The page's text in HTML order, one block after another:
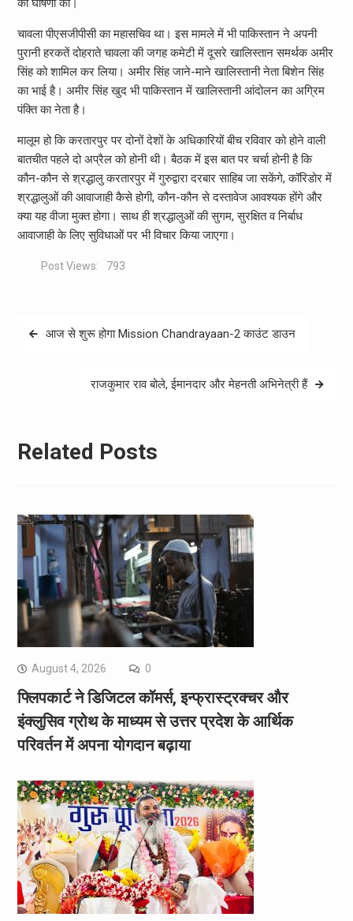
की घोषणा की।
चावला पीएसजीपीसी का महासचिव था। इस मामले में भी पाकिस्तान ने अपनी
पुरानी हरकतें दोहराते चावला की जगह कमेटी में दूसरे खालिस्तान समर्थक अमीर
सिंह को शामिल कर लिया। अमीर सिंह जाने-माने खालिस्तानी नेता बिशेन सिंह
का भाई है। अमीर सिंह खुद भी पाकिस्तान में खालिस्तानी आंदोलन का अग्रिम
पंक्ति का नेता है।
मालूम हो कि करतारपुर पर दोनों देशों के अधिकारियों बीच रविवार को होने वाली
बातचीत पहले दो अप्रैल को होनी थी। बैठक में इस बात पर चर्चा होनी है कि
कौन-कौन से श्रद्धालु करतारपुर में गुरुद्वारा दरबार साहिब जा सकेंगे, कॉरिडोर में
श्रद्धालुओं की आवाजाही कैसे होगी, कौन-कौन से दस्तावेज आवश्यक होंगे और
क्या यह वीजा मुक्त होगा। साथ ही श्रद्धालुओं की सुगम, सुरक्षित व निर्बाध
आवाजाही के लिए सुविधाओं पर भी विचार किया जाएगा।
Post Views: 793
Postआज से शुरू होगा Mission Chandrayaan-2 काउंट डाउन
राजकुमार राव बोले, ईमानदार और मेहनती अभिनेत्री हैं
Related Posts
August 4, 2026 0
फ्लिपकार्ट ने डिजिटल कॉमर्स, इन्फ्रास्ट्रक्चर और
इंक्लुसिव ग्रोथ के माध्यम से उत्तर प्रदेश के आर्थिक
परिवर्तन में अपना योगदान बढ़ाया